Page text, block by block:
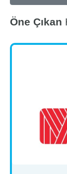
Öne Çıkan